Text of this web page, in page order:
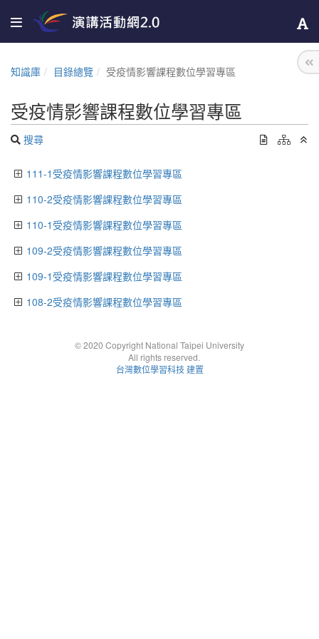
知識庫 目錄總覽 受疫情影響課程數位學習專區
受疫情影響課程數位學習專區
搜尋
111-1受疫情影響課程數位學習專區
110-2受疫情影響課程數位學習專區
110-1受疫情影響課程數位學習專區
109-2受疫情影響課程數位學習專區
109-1受疫情影響課程數位學習專區
108-2受疫情影響課程數位學習專區
© 2020 Copyright National Taipei University
All rights reserved.
台灣數位學習科技 建置